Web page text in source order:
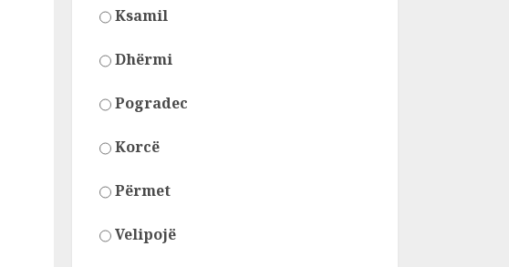
Ksamil
Dhërmi
Pogradec
Korcë
Përmet
Velipojë